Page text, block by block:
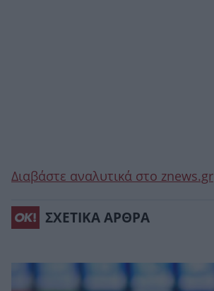
Διαβάστε αναλυτικά στο znews.gr
ΣΧΕΤΙΚΑ ΑΡΘΡΑ